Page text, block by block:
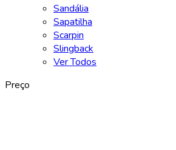
Sandália
Sapatilha
Scarpin
Slingback
Ver Todos
Preço